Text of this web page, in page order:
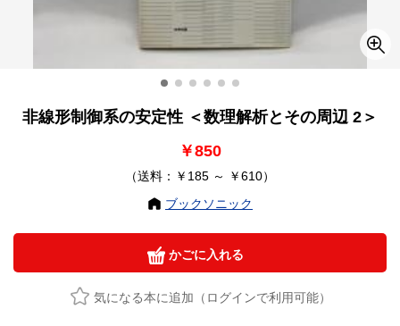
非線形制御系の安定性 ＜数理解析とその周辺 2＞
￥850
（送料：￥185 ～ ￥610）
ブックソニック
かごに入れる
気になる本に追加（ログインで利用可能）